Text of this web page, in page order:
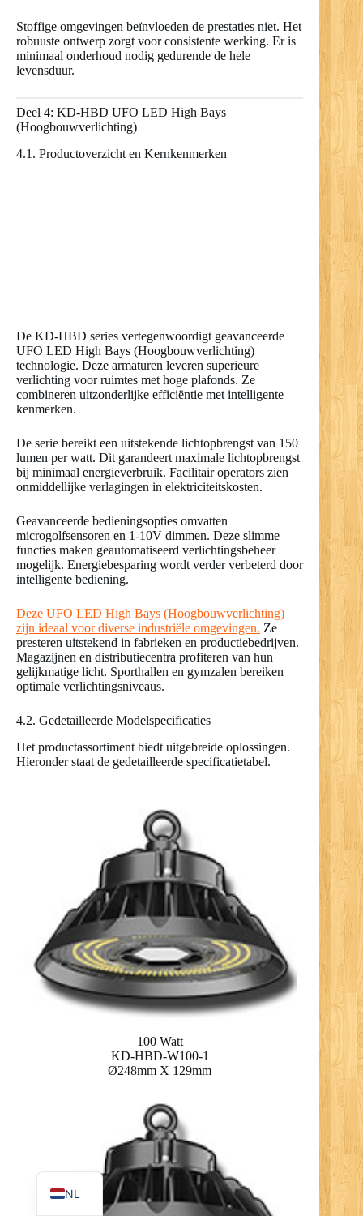
Stoffige omgevingen beïnvloeden de prestaties niet. Het
robuuste ontwerp zorgt voor consistente werking. Er is
minimaal onderhoud nodig gedurende de hele
levensduur.
Deel 4: KD-HBD UFO LED High Bays
(Hoogbouwverlichting)
4.1. Productoverzicht en Kernkenmerken
De KD-HBD series vertegenwoordigt geavanceerde
UFO LED High Bays (Hoogbouwverlichting)
technologie. Deze armaturen leveren superieure
verlichting voor ruimtes met hoge plafonds. Ze
combineren uitzonderlijke efficiëntie met intelligente
kenmerken.
De serie bereikt een uitstekende lichtopbrengst van 150
lumen per watt. Dit garandeert maximale lichtopbrengst
bij minimaal energieverbruik. Facilitair operators zien
onmiddellijke verlagingen in elektriciteitskosten.
Geavanceerde bedieningsopties omvatten
microgolfsensoren en 1-10V dimmen. Deze slimme
functies maken geautomatiseerd verlichtingsbeheer
mogelijk. Energiebesparing wordt verder verbeterd door
intelligente bediening.
Deze UFO LED High Bays (Hoogbouwverlichting)
zijn ideaal voor diverse industriële omgevingen. Ze
presteren uitstekend in fabrieken en productiebedrijven.
Magazijnen en distributiecentra profiteren van hun
gelijkmatige licht. Sporthallen en gymzalen bereiken
optimale verlichtingsniveaus.
4.2. Gedetailleerde Modelspecificaties
Het productassortiment biedt uitgebreide oplossingen.
Hieronder staat de gedetailleerde specificatietabel.
100 Watt
KD-HBD-W100-1
Ø248mm X 129mm
NL
IT
PL
RO